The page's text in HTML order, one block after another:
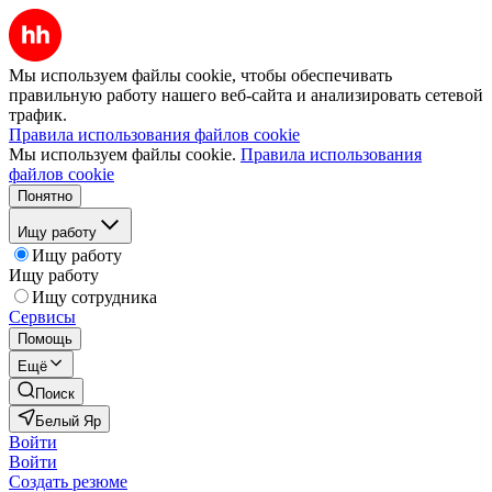
Мы используем файлы cookie, чтобы обеспечивать
правильную работу нашего веб-сайта и анализировать сетевой
трафик.
Правила использования файлов cookie
Мы используем файлы cookie. Правила использования
файлов cookie
Понятно
Ищу работу
Ищу работу
Ищу работу
Ищу сотрудника
Сервисы
Помощь
Ещё
Поиск
Белый Яр
Войти
Войти
Создать резюме